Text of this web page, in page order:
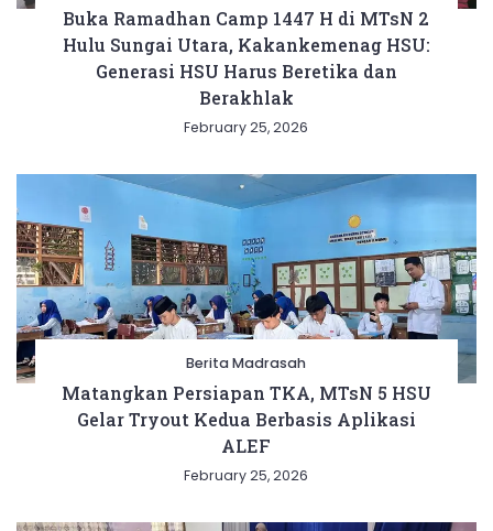
Buka Ramadhan Camp 1447 H di MTsN 2
Hulu Sungai Utara, Kakankemenag HSU:
Generasi HSU Harus Beretika dan
Berakhlak
February 25, 2026
Berita Madrasah
Matangkan Persiapan TKA, MTsN 5 HSU
Gelar Tryout Kedua Berbasis Aplikasi
ALEF
February 25, 2026